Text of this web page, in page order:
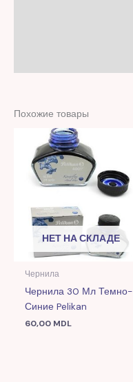
Похожие товары
НЕТ НА СКЛАДЕ
Чернила
Чернила 30 Мл Темно-
Синие Pelikan
60,00 MDL